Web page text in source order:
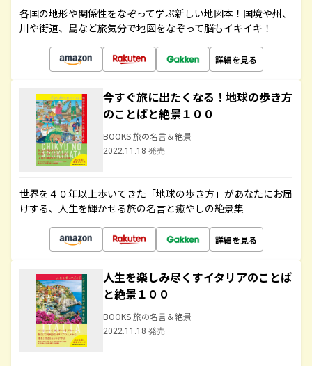
各国の地形や関係性をなぞって学ぶ新しい地図本！国境や州、
川や街道、島など旅気分で地図をなぞって脳もイキイキ！
詳細を見る
今すぐ旅に出たくなる！地球の歩き方
のことばと絶景１００
BOOKS 旅の名言＆絶景
2022.11.18 発売
世界を４０年以上歩いてきた「地球の歩き方」があなたにお届
けする、人生を輝かせる旅の名言と癒やしの絶景集
詳細を見る
人生を楽しみ尽くすイタリアのことば
と絶景１００
BOOKS 旅の名言＆絶景
2022.11.18 発売